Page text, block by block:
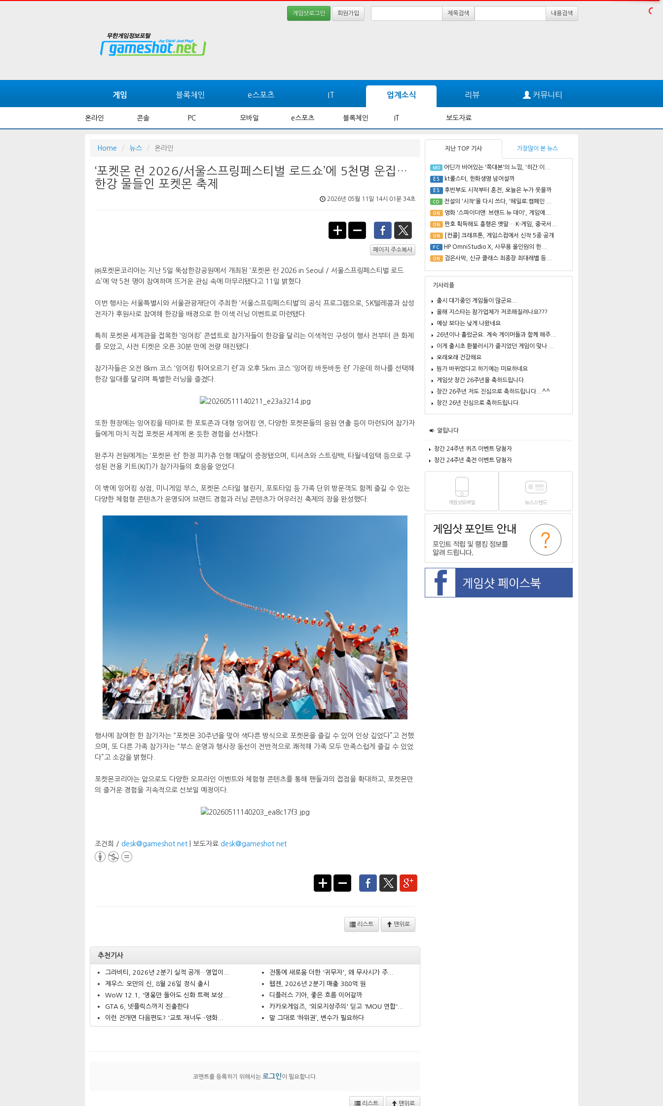
게임샷로그인 회원가입 제목검색 내용검색
게임 블록체인 e스포츠 IT 업계소식 리뷰 커뮤니티
온라인 콘솔 PC 모바일 e스포츠 블록체인 IT 보도자료
Home 뉴스 온라인
‘포켓몬 런 2026/서울스프링페스티벌 로드쇼’에 5천명 운집…
한강 물들인 포켓몬 축제
2026년 05월 11일 14시 01분 34초
페이지 주소복사
㈜포켓몬코리아는 지난 5일 뚝섬한강공원에서 개최된 ‘포켓몬 런 2026 in Seoul / 서울스프링페스티벌 로드
쇼’에 약 5천 명이 참여하며 뜨거운 관심 속에 마무리됐다고 11일 밝혔다.
이번 행사는 서울특별시와 서울관광재단이 주최한 ‘서울스프링페스티벌’의 공식 프로그램으로, SK텔레콤과 삼성
전자가 후원사로 참여해 한강을 배경으로 한 이색 러닝 이벤트로 마련됐다.
특히 포켓몬 세계관을 접목한 ‘잉어킹’ 콘셉트로 참가자들이 한강을 달리는 이색적인 구성이 행사 전부터 큰 화제
를 모았고, 사전 티켓은 오픈 30분 만에 전량 매진됐다.
참가자들은 오전 8km 코스 ‘잉어킹 튀어오르기 런’과 오후 5km 코스 ‘잉어킹 바둥바둥 런’ 가운데 하나를 선택해
한강 일대를 달리며 특별한 러닝을 즐겼다.
또한 현장에는 잉어킹을 테마로 한 포토존과 대형 잉어킹 연, 다양한 포켓몬들의 응원 연출 등이 마련되어 참가자
들에게 마치 직접 포켓몬 세계에 온 듯한 경험을 선사했다.
완주자 전원에게는 ‘포켓몬 런’ 한정 피카츄 인형 메달이 증정됐으며, 티셔츠와 스트링백, 타월·네임택 등으로 구
성된 전용 키트(KIT)가 참가자들의 호응을 얻었다.
이 밖에 잉어킹 상점, 미니게임 부스, 포켓몬 스타일 챌린지, 포토타임 등 가족 단위 방문객도 함께 즐길 수 있는
다양한 체험형 콘텐츠가 운영되어 브랜드 경험과 러닝 콘텐츠가 어우러진 축제의 장을 완성했다.
행사에 참여한 한 참가자는 “포켓몬 30주년을 맞아 색다른 방식으로 포켓몬을 즐길 수 있어 인상 깊었다”고 전했
으며, 또 다른 가족 참가자는 “부스 운영과 행사장 동선이 전반적으로 쾌적해 가족 모두 만족스럽게 즐길 수 있었
다”고 소감을 밝혔다.
포켓몬코리아는 앞으로도 다양한 오프라인 이벤트와 체험형 콘텐츠를 통해 팬들과의 접점을 확대하고, 포켓몬만
의 즐거운 경험을 지속적으로 선보일 예정이다.​
조건희 / desk@gameshot.net | 보도자료 desk@gameshot.net
리스트 맨위로
추천기사
그라비티, 2026년 2분기 실적 공개…영업이...
제우스: 오만의 신, 8월 26일 정식 출시
WoW 12.1, '영웅만 돌아도 신화 트랙 보상...
GTA 6, 넷플릭스까지 진출한다
이런 전개면 다음편도? '교토 재너두 -앵화...
전통에 새로움 더한 '귀무자', 왜 무사시가 주...
웹젠, 2026년 2분기 매출 380억 원
디플러스 기아, 좋은 흐름 이어갈까
카카오게임즈, '외모지상주의' 딛고 'MOU 연합'...
말 그대로 ‘하위권’, 변수가 필요하다
코멘트를 등록하기 위해서는 로그인이 필요합니다.
리스트 맨위로
지난 TOP 기사 가장많이 본 뉴스
MO 어딘가 비어있는 '쪽대본'의 느낌, '히간:이...
ES kt롤스터, 한화생명 넘어설까
ES 후반부도 시작부터 혼전, 오늘은 누가 웃을까
CO 전설의 '시작'을 다시 쓰다, '헤일로:캠페인 ...
ON 영화 '스파이더맨: 브랜드 뉴 데이', 게임에...
ON 판호 획득해도 흥행은 옛말… K-게임, 중국서...
ON [컨콜] 크래프톤, 게임스컴에서 신작 5종 공개
PC HP OmniStudio X, 사무용 올인원의 한...
ON 검은사막, 신규 클래스·최종장·최대레벨 등...
기사리플
출시 대기중인 게임들이 많군요...
올해 지스타는 참가업체가 저조해질려나요???
예상 보다는 낮게 나왔네요
26년이나 흘렀군요. 계속 게이머들과 함께 해주...
이게 출시초 환불러시가 줄지었던 게임이 맞나 ...
오래오래 건강해요
뭔가 바뀌었다고 하기에는 미묘하네요
게임샷 창간 26주년을 축하드립니다.
창간 26주년 저도 진심으로 축하드립니다...^^
창간 26년 진심으로 축하드립니다.
알립니다
창간 24주년 퀴즈 이벤트 당첨자
창간 24주년 축전 이벤트 당첨자
게임샷모바일 뉴스스탠드